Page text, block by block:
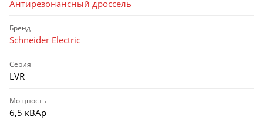
Антирезонансный дроссель
Бренд
Schneider Electric
Серия
LVR
Мощность
6,5 кВАр